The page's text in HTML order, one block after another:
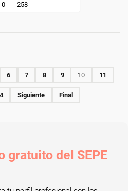
0 258
6 7 8 9 10 11
Siguiente Final
gratuito del SEPE